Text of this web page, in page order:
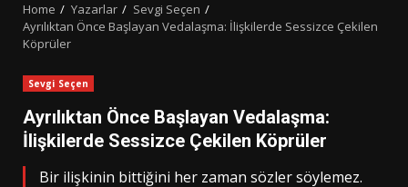
Home Yazarlar
Sevgi Seçen
Ayrılıktan Önce Başlayan Vedalaşma: İlişkilerde Sessizce Çekilen
Köprüler
Sevgi Seçen
Ayrılıktan Önce Başlayan Vedalaşma:
İlişkilerde Sessizce Çekilen Köprüler
Bir ilişkinin bittiğini her zaman sözler söylemez.